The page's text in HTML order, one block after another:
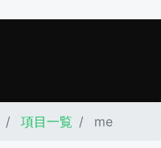
項目一覧 me